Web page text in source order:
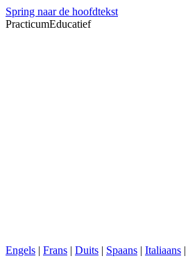
Spring naar de hoofdtekst
PracticumEducatief
Engels | Frans | Duits | Spaans | Italiaans |